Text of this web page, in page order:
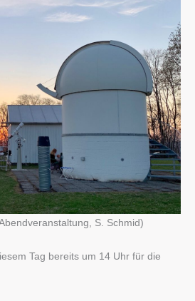
S. Schmid)
Tag bereits um 14 Uhr für die